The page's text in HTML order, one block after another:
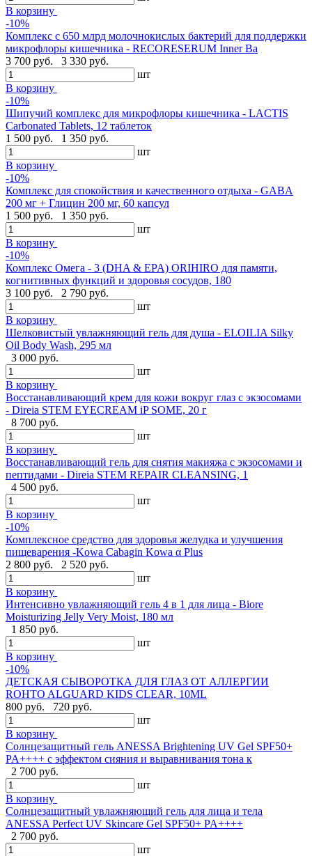
В корзину
-10%
Комплекс с 650 млрд молочнокислых бактерий для поддержки
микрофлоры кишечника - RECORESERUM Inner Ba
3 700 руб.
3 330 руб.
шт
В корзину
-10%
Шипучий комплекс для микрофлоры кишечника - LACTIS
Carbonated Tablets, 12 таблеток
1 500 руб.
1 350 руб.
шт
В корзину
-10%
Комплекс для спокойствия и качественного отдыха - GABA
200 мг + Глицин 200 мг, 60 капсул
1 500 руб.
1 350 руб.
шт
В корзину
-10%
Комплекс Омега - 3 (DHA & EPA) ORIHIRO для памяти,
когнитивных функций и здоровья сосудов, 180
3 100 руб.
2 790 руб.
шт
В корзину
Шелковистый увлажняющий гель для душа - ELOILIA Silky
Oil Body Wash, 295 мл
3 000 руб.
шт
В корзину
Восстанавливающий крем для кожи вокруг глаз с экзосомами
- Direia STEM EYECREAM iP SOME, 20 г
8 700 руб.
шт
В корзину
Восстанавливающий гель для снятия макияжа с экзосомами и
пептидами - Direia STEM REPAIR CLEANSING, 1
4 500 руб.
шт
В корзину
-10%
Комплексное средство для здоровья желудка и улучшения
пищеварения -Kowa Cabagin Kowa α Plus
2 800 руб.
2 520 руб.
шт
В корзину
Интенсивно увлажняющий гель 4 в 1 для лица - Biore
Moisturizing Jelly Very Moist, 180 мл
1 850 руб.
шт
В корзину
-10%
ДЕТСКАЯ СЫВОРОТКА ДЛЯ ГЛАЗ ОТ АЛЛЕРГИИ
ROHTO ALGUARD KIDS CLEAR, 10ML
800 руб.
720 руб.
шт
В корзину
Солнцезащитный гель ANESSA Brightening UV Gel SPF50+
PA++++ с эффектом сияния и выравнивания тона к
2 700 руб.
шт
В корзину
Солнцезащитный увлажняющий гель для лица и тела
ANESSA Perfect UV Skincare Gel SPF50+ PA++++
2 700 руб.
шт